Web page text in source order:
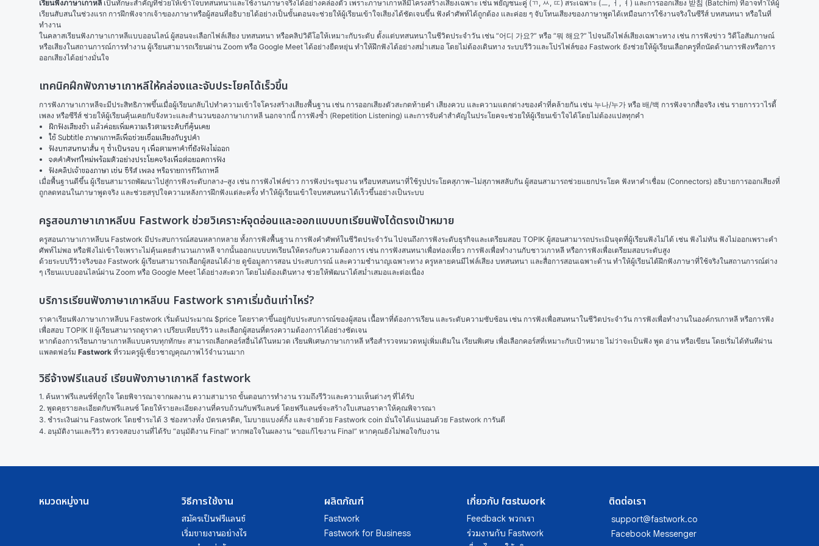
เรียนฟังภาษาเกาหลี เป็นทักษะสำคัญที่ช่วยให้เข้าใจบทสนทนาและใช้งานภาษาจริงได้อย่างคล่องตัว เพราะภาษาเกาหลีมีโครงสร้างเสียงเฉพาะ เช่น พยัญชนะคู่ (ㄲ, ㅆ, ㄸ) สระเฉพาะ (ㅡ, ㅓ, ㅕ) และการออกเสียง 받침 (Batchim) ที่อาจทำให้ผู้
เรียนสับสนในช่วงแรก การฝึกฟังจากเจ้าของภาษาหรือผู้สอนที่อธิบายได้อย่างเป็นขั้นตอนจะช่วยให้ผู้เรียนเข้าใจเสียงได้ชัดเจนขึ้น ฟังคำศัพท์ได้ถูกต้อง และค่อย ๆ จับโทนเสียงของภาษาพูดได้เหมือนการใช้งานจริงในซีรีส์ บทสนทนา หรือในที่
ทำงาน
ในคลาสเรียนฟังภาษาเกาหลีแบบออนไลน์ ผู้สอนจะเลือกไฟล์เสียง บทสนทนา หรือคลิปวิดีโอให้เหมาะกับระดับ ตั้งแต่บทสนทนาในชีวิตประจำวัน เช่น “어디 가요?” หรือ “뭐 해요?” ไปจนถึงไฟล์เสียงเฉพาะทาง เช่น การฟังข่าว วิดีโอสัมภาษณ์
หรือเสียงในสถานการณ์การทำงาน ผู้เรียนสามารถเรียนผ่าน Zoom หรือ Google Meet ได้อย่างยืดหยุ่น ทำให้ฝึกฟังได้อย่างสม่ำเสมอ โดยไม่ต้องเดินทาง ระบบรีวิวและโปรไฟล์ของ Fastwork ยังช่วยให้ผู้เรียนเลือกครูที่ถนัดด้านการฟังหรือการ
ออกเสียงได้อย่างมั่นใจ
เทคนิคฝึกฟังภาษาเกาหลีให้คล่องและจับประโยคได้เร็วขึ้น
การฟังภาษาเกาหลีจะมีประสิทธิภาพขึ้นเมื่อผู้เรียนกลับไปทำความเข้าใจโครงสร้างเสียงพื้นฐาน เช่น การออกเสียงตัวสะกดท้ายคำ เสียงควบ และความแตกต่างของคำที่คล้ายกัน เช่น 누나/누가 หรือ 배/백 การฟังจากสื่อจริง เช่น รายการวาไรตี้
เพลง หรือซีรีส์ ช่วยให้ผู้เรียนคุ้นเคยกับจังหวะและสำนวนของภาษาเกาหลี นอกจากนี้ การฟังซ้ำ (Repetition Listening) และการจับคำสำคัญในประโยคจะช่วยให้ผู้เรียนเข้าใจได้โดยไม่ต้องแปลทุกคำ
ฝึกฟังเสียงช้า แล้วค่อยเพิ่มความเร็วตามระดับที่คุ้นเคย
ใช้ Subtitle ภาษาเกาหลีเพื่อช่วยเชื่อมเสียงกับรูปคำ
ฟังบทสนทนาสั้น ๆ ซ้ำเป็นรอบ ๆ เพื่อตามหาคำที่ยังฟังไม่ออก
จดคำศัพท์ใหม่พร้อมตัวอย่างประโยคจริงเพื่อต่อยอดการฟัง
ฟังคลิปเจ้าของภาษา เช่น ซีรีส์ เพลง หรือรายการทีวีเกาหลี
เมื่อพื้นฐานดีขึ้น ผู้เรียนสามารถพัฒนาไปสู่การฟังระดับกลาง–สูง เช่น การฟังไฟล์ข่าว การฟังประชุมงาน หรือบทสนทนาที่ใช้รูปประโยคสุภาพ–ไม่สุภาพสลับกัน ผู้สอนสามารถช่วยแยกประโยค ฟังหาคำเชื่อม (Connectors) อธิบายการออกเสียงที่
ถูกลดทอนในภาษาพูดจริง และช่วยสรุปใจความหลังการฝึกฟังแต่ละครั้ง ทำให้ผู้เรียนเข้าใจบทสนทนาได้เร็วขึ้นอย่างเป็นระบบ
ครูสอนภาษาเกาหลีบน Fastwork ช่วยวิเคราะห์จุดอ่อนและออกแบบบทเรียนฟังได้ตรงเป้าหมาย
ครูสอนภาษาเกาหลีบน Fastwork มีประสบการณ์สอนหลากหลาย ทั้งการฟังพื้นฐาน การฟังคำศัพท์ในชีวิตประจำวัน ไปจนถึงการฟังระดับธุรกิจและเตรียมสอบ TOPIK ผู้สอนสามารถประเมินจุดที่ผู้เรียนฟังไม่ได้ เช่น ฟังไม่ทัน ฟังไม่ออกเพราะคำ
ศัพท์ไม่พอ หรือฟังไม่เข้าใจเพราะไม่คุ้นเคยสำนวนเกาหลี จากนั้นออกแบบบทเรียนให้ตรงกับความต้องการ เช่น การฟังสนทนาเพื่อท่องเที่ยว การฟังเพื่อทำงานกับชาวเกาหลี หรือการฟังเพื่อเตรียมสอบระดับสูง
ด้วยระบบรีวิวจริงของ Fastwork ผู้เรียนสามารถเลือกผู้สอนได้ง่าย ดูข้อมูลการสอน ประสบการณ์ และความชำนาญเฉพาะทาง ครูหลายคนมีไฟล์เสียง บทสนทนา และสื่อการสอนเฉพาะด้าน ทำให้ผู้เรียนได้ฝึกฟังภาษาที่ใช้จริงในสถานการณ์ต่าง
ๆ เรียนแบบออนไลน์ผ่าน Zoom หรือ Google Meet ได้อย่างสะดวก โดยไม่ต้องเดินทาง ช่วยให้พัฒนาได้สม่ำเสมอและต่อเนื่อง
บริการเรียนฟังภาษาเกาหลีบน Fastwork ราคาเริ่มต้นเท่าไหร่?
ราคาเรียนฟังภาษาเกาหลีบน Fastwork เริ่มต้นประมาณ $price โดยราคาขึ้นอยู่กับประสบการณ์ของผู้สอน เนื้อหาที่ต้องการเรียน และระดับความซับซ้อน เช่น การฟังเพื่อสนทนาในชีวิตประจำวัน การฟังเพื่อทำงานในองค์กรเกาหลี หรือการฟัง
เพื่อสอบ TOPIK II ผู้เรียนสามารถดูราคา เปรียบเทียบรีวิว และเลือกผู้สอนที่ตรงความต้องการได้อย่างชัดเจน
หากต้องการเรียนภาษาเกาหลีแบบครบทุกทักษะ สามารถเลือกคอร์สอื่นได้ในหมวด เรียนพิเศษภาษาเกาหลี หรือสำรวจหมวดหมู่เพิ่มเติมใน เรียนพิเศษ เพื่อเลือกคอร์สที่เหมาะกับเป้าหมาย ไม่ว่าจะเป็นฟัง พูด อ่าน หรือเขียน โดยเริ่มได้ทันทีผ่าน
แพลตฟอร์ม Fastwork ที่รวมครูผู้เชี่ยวชาญคุณภาพไว้จำนวนมาก
วิธีจ้างฟรีแลนซ์ เรียนฟังภาษาเกาหลี fastwork
1. ค้นหาฟรีแลนซ์ที่ถูกใจ โดยพิจารณาจากผลงาน ความสามารถ ขั้นตอนการทำงาน รวมถึงรีวิวและความเห็นต่างๆ ที่ได้รับ
2. พูดคุยรายละเอียดกับฟรีแลนซ์ โดยให้รายละเอียดงานที่ครบถ้วนกับฟรีแลนซ์ โดยฟรีแลนซ์จะสร้างใบเสนอราคาให้คุณพิจารณา
3. ชำระเงินผ่าน Fastwork โดยชำระได้ 3 ช่องทางทั้ง บัตรเครดิต, โมบายแบงค์กิ้ง และจ่ายด้วย Fastwork coin มั่นใจได้แน่นอนด้วย Fastwork การันตี
4. อนุมัติงานและรีวิว ตรวจสอบงานที่ได้รับ “อนุมัติงาน Final” หากพอใจในผลงาน “ขอแก้ไขงาน Final” หากคุณยังไม่พอใจกับงาน
หมวดหมู่งาน วิธีการใช้งาน
สมัครเป็นฟรีแลนซ์
เริ่มขายงานอย่างไร
ผลิตภัณฑ์
Fastwork
Fastwork for Business
เกี่ยวกับ fastwork
Feedback พวกเรา
ร่วมงานกับ Fastwork
ติดต่อเรา
support@fastwork.co
Facebook Messenger